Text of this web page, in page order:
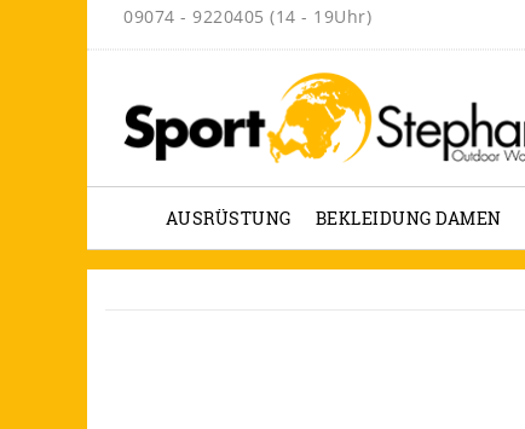
09074 - 9220405 (14 - 19Uhr)
AUSRÜSTUNG BEKLEIDUNG DAMEN